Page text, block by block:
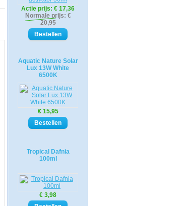
Actie prijs: € 17,36
Normale prijs: €
20,95
Aquatic Nature Solar
Lux 13W White
6500K
€ 15,95
Tropical Dafnia
100ml
€ 3,98